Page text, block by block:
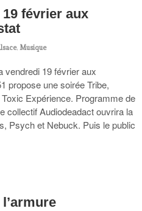
février aux
,Musique
vendredi 19 février aux
propose une soirée Tribe,
Expérience. Programme de
collectif Audiodeadact ouvrira la
Psych et Nebuck. Puis le public